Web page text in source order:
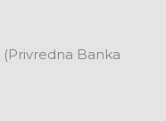
(Privredna Banka